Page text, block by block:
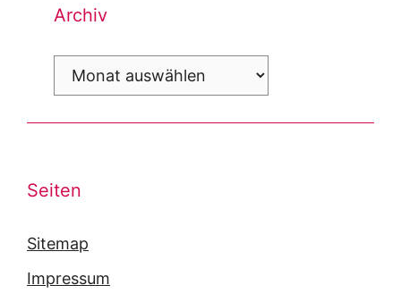
Archiv
Archiv
Seiten
Sitemap
Impressum